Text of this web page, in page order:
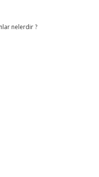
nelerdir ?